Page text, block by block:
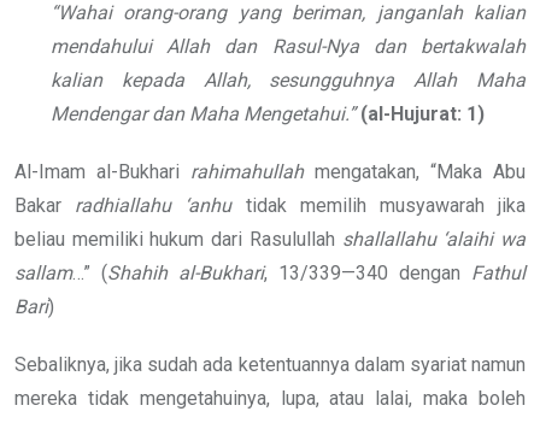
“Wahai orang-orang yang beriman, janganlah kalian
mendahului Allah dan Rasul-Nya dan bertakwalah
kalian kepada Allah, sesungguhnya Allah Maha
Mendengar dan Maha Mengetahui.” (al-Hujurat: 1)
Al-Imam al-Bukhari rahimahullahmengatakan, “Maka Abu
Bakar radhiallahu ‘anhutidak memilih musyawarah jika
beliau memiliki hukum dari Rasulullah shallallahu ‘alaihi wa
sallam…” (Shahih al-Bukhari, 13/339—340 dengan Fathul
Bari)
Sebaliknya, jika sudah ada ketentuannya dalam syariat namun
mereka tidak mengetahuinya, lupa, atau lalai, maka boleh